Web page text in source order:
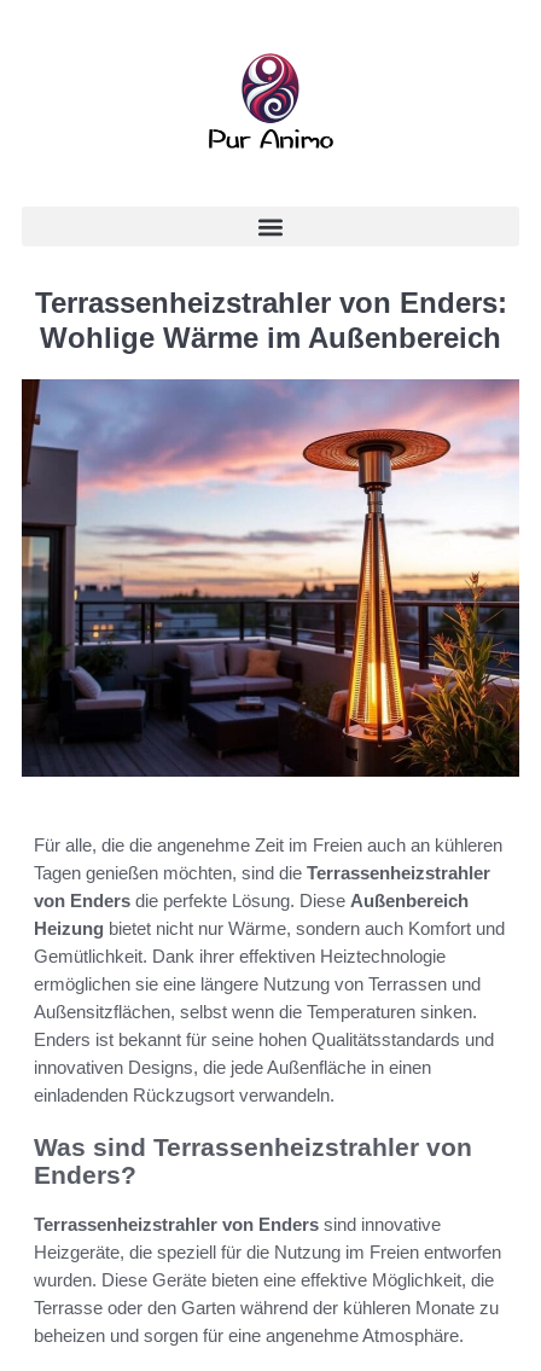
Terrassenheizstrahler von Enders:
Wohlige Wärme im Außenbereich
Für alle, die die angenehme Zeit im Freien auch an kühleren
Tagen genießen möchten, sind die Terrassenheizstrahler
von Enders die perfekte Lösung. Diese Außenbereich
Heizung bietet nicht nur Wärme, sondern auch Komfort und
Gemütlichkeit. Dank ihrer effektiven Heiztechnologie
ermöglichen sie eine längere Nutzung von Terrassen und
Außensitzflächen, selbst wenn die Temperaturen sinken.
Enders ist bekannt für seine hohen Qualitätsstandards und
innovativen Designs, die jede Außenfläche in einen
einladenden Rückzugsort verwandeln.
Was sind Terrassenheizstrahler von
Enders?
Terrassenheizstrahler von Enders sind innovative
Heizgeräte, die speziell für die Nutzung im Freien entworfen
wurden. Diese Geräte bieten eine effektive Möglichkeit, die
Terrasse oder den Garten während der kühleren Monate zu
beheizen und sorgen für eine angenehme Atmosphäre.